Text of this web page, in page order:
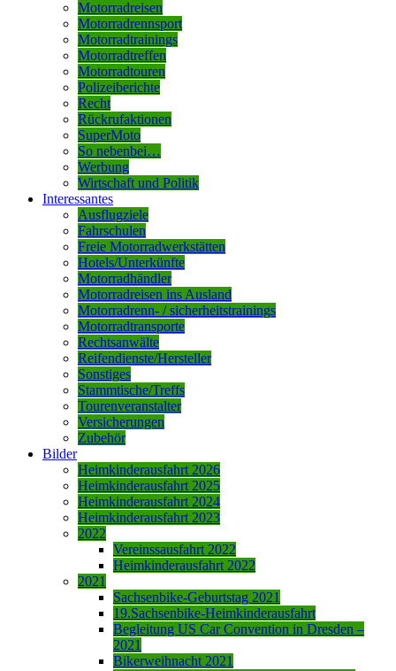
Motorradreisen
Motorradrennsport
Motorradtrainings
Motorradtreffen
Motorradtouren
Polizeiberichte
Recht
Rückrufaktionen
SuperMoto
So nebenbei…
Werbung
Wirtschaft und Politik
Interessantes
Ausflugziele
Fahrschulen
Freie Motorradwerkstätten
Hotels/Unterkünfte
Motorradhändler
Motorradreisen ins Ausland
Motorradrenn- / sicherheitstrainings
Motorradtransporte
Rechtsanwälte
Reifendienste/Hersteller
Sonstiges
Stammtische/Treffs
Tourenveranstalter
Versicherungen
Zubehör
Bilder
Heimkinderausfahrt 2026
Heimkinderausfahrt 2025
Heimkinderausfahrt 2024
Heimkinderausfahrt 2023
2022
Vereinssausfahrt 2022
Heimkinderausfahrt 2022
2021
Sachsenbike-Geburtstag 2021
19.Sachsenbike-Heimkinderausfahrt
Begleitung US Car Convention in Dresden –
2021
Bikerweihnacht 2021